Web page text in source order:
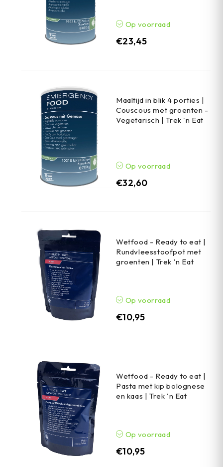
Op voorraad
€23,45
Maaltijd in blik 4 porties |
Couscous met groenten -
Vegetarisch | Trek 'n Eat
Op voorraad
€32,60
Wetfood - Ready to eat |
Rundvleesstoofpot met
groenten | Trek 'n Eat
Op voorraad
€10,95
Wetfood - Ready to eat |
Pasta met kip bolognese
en kaas | Trek 'n Eat
Op voorraad
€10,95